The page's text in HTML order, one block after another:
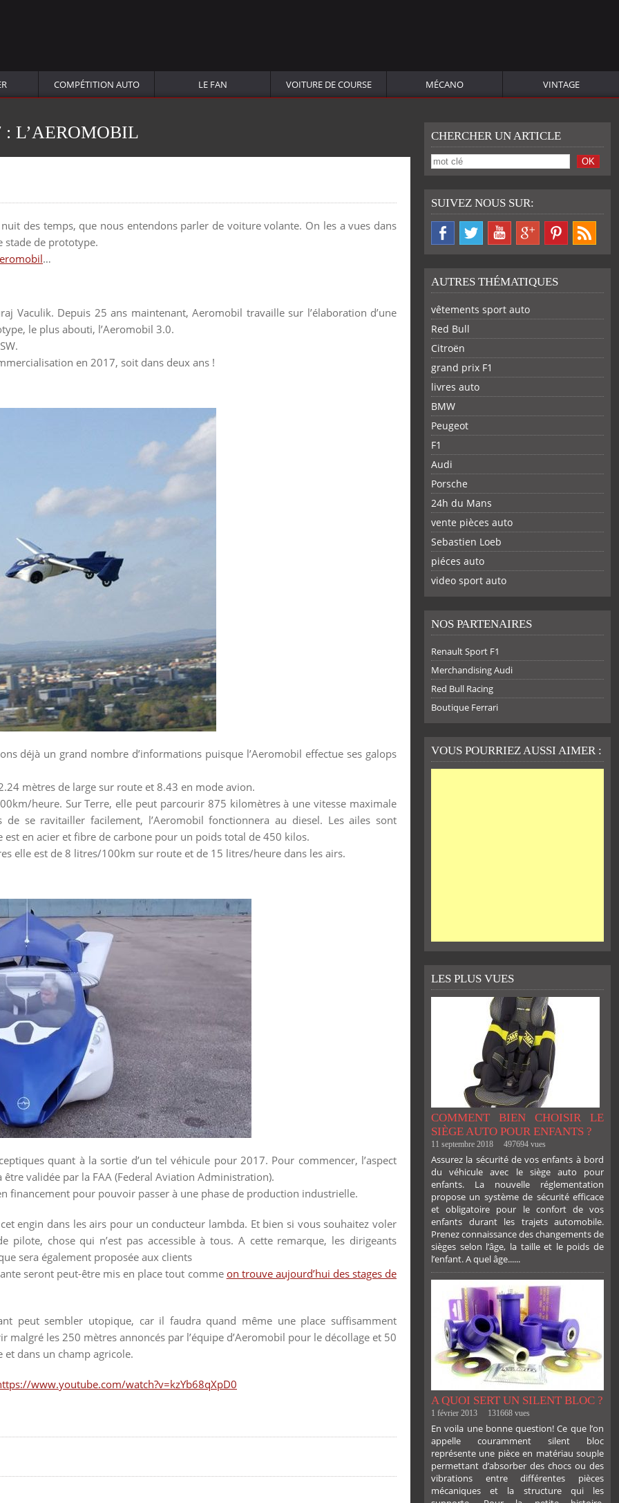
COMPÉTITION AUTO LE FAN VOITURE DE COURSE MÉCANO VINTAGE
L’AEROMOBIL
des temps, que nous entendons parler de voiture volante. On les a vues dans
stade de prototype.
…
Vaculik. Depuis 25 ans maintenant, Aeromobil travaille sur l’élaboration d’une
le plus abouti, l’Aeromobil 3.0.
en 2017, soit dans deux ans !
déjà un grand nombre d’informations puisque l’Aeromobil effectue ses galops
mètres de large sur route et 8.43 en mode avion.
heure. Sur Terre, elle peut parcourir 875 kilomètres à une vitesse maximale
se ravitailler facilement, l’Aeromobil fonctionnera au diesel. Les ailes sont
en acier et fibre de carbone pour un poids total de 450 kilos.
elle est de 8 litres/100km sur route et de 15 litres/heure dans les airs.
quant à la sortie d’un tel véhicule pour 2017. Pour commencer, l’aspect
validée par la FAA (Federal Aviation Administration).
financement pour pouvoir passer à une phase de production industrielle.
engin dans les airs pour un conducteur lambda. Et bien si vous souhaitez voler
pilote, chose qui n’est pas accessible à tous. A cette remarque, les dirigeants
sera également proposée aux clients
seront peut-être mis en place tout comme on trouve aujourd’hui des stages de
peut sembler utopique, car il faudra quand même une place suffisamment
les 250 mètres annoncés par l’équipe d’Aeromobil pour le décollage et 50
et dans un champ agricole.
www.youtube.com/watch?v=kzYb68qXpD0
CHERCHER UN ARTICLE
SUIVEZ NOUS SUR:
FACEBOOKTWITTER
AUTRES THÉMATIQUES
vêtements sport auto
Red Bull
Citroën
grand prix F1
livres auto
BMW
Peugeot
F1
Audi
Porsche
24h du Mans
vente pièces auto
Sebastien Loeb
piéces auto
video sport auto
NOS PARTENAIRES
Renault Sport F1
Merchandising Audi
Red Bull Racing
Boutique Ferrari
VOUS POURRIEZ AUSSI AIMER :
LES PLUS VUES
COMMENT BIEN CHOISIR LE
SIÈGE AUTO POUR ENFANTS ?
11 septembre 2018 497694 vues
Assurez la sécurité de vos enfants à bord
du véhicule avec le siège auto pour
enfants. La nouvelle réglementation
propose un système de sécurité efficace
et obligatoire pour le confort de vos
enfants durant les trajets automobile.
Prenez connaissance des changements de
sièges selon l’âge, la taille et le poids de
l’enfant. A quel âge......
A QUOI SERT UN SILENT BLOC ?
1 février 2013 131668 vues
En voila une bonne question! Ce que l’on
appelle couramment silent bloc
représente une pièce en matériau souple
permettant d’absorber des chocs ou des
vibrations entre différentes pièces
mécaniques et la structure qui les